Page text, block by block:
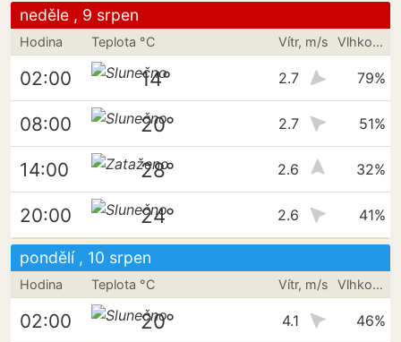
neděle , 9 srpen
Hodina Teplota °C Vítr, m/s Vlhkost vzduchu
02:00 14° 2.7 79%
08:00 20° 2.7 51%
14:00 28° 2.6 32%
20:00 24° 2.6 41%
pondělí , 10 srpen
Hodina Teplota °C Vítr, m/s Vlhkost vzduchu
02:00 20° 4.1 46%